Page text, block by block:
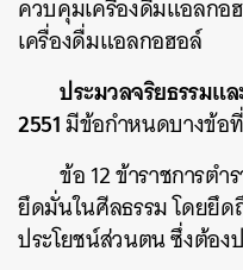
ควบคุมเครื่องดื่มแอลกอ
เครื่องดื่มแอลกอฮอล์
ประมวลจริยธรรมแ
2551มีข้อกำหนดบางข้อ
ข้อ 12 ข้าราชการต
ยึดมั่นในศีลธรรม โดยยึด
ประโยชน์ส่วนตน ซึ่งต้อ